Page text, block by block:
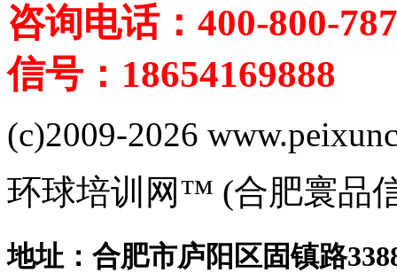
咨询电话：400-800-
信号：18654169888
(c)2009-2026
环球培训网™ (合肥寰品
地址：合肥市庐阳区固镇路